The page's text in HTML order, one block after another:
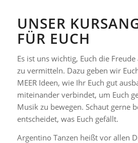
UNSER
FÜR EUCH
Es ist uns wichtig, Euch die
zu vermitteln. Dazu geben wir
MEER Ideen, wie Ihr Euch gut
miteinander verbindet, um Euch
Musik zu bewegen. Schaut gerne
entscheidet, was Euch gefällt.
Argentino Tanzen heißt vor allen